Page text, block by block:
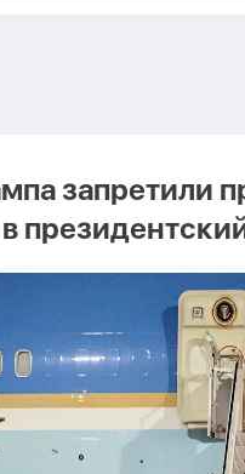
запретили